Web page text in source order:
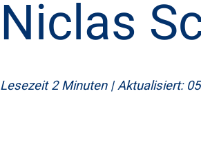
Niclas
Lesezeit 2 Minuten | Aktualisiert: